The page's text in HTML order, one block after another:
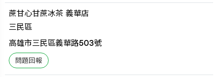
蔗甘心甘蔗冰茶 義華店
三民區
高雄市三民區義華路503號